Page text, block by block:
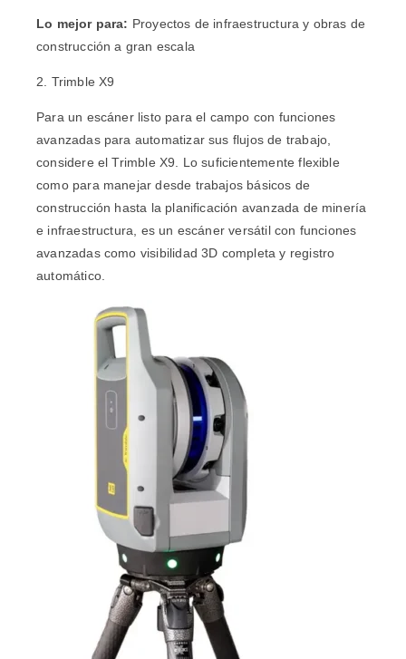
Lo mejor para: Proyectos de infraestructura y obras de
construcción a gran escala
2. Trimble X9
Para un escáner listo para el campo con funciones
avanzadas para automatizar sus flujos de trabajo,
considere elTrimble X9 . Lo suficientemente flexible
como para manejar desde trabajos básicos de
construcción hasta la planificación avanzada de minería
e infraestructura, es un escáner versátil con funciones
avanzadas como visibilidad 3D completa y registro
automático.